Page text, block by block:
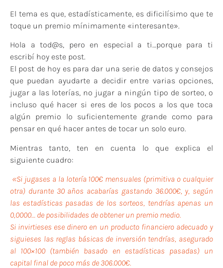
El tema es que, estadísticamente, es dificilísimo que te
toque un premio mínimamente «interesante».
Hola a tod@s, pero en especial a ti…porque para ti
escribí hoy este post.
El post de hoy es para dar una serie de datos y consejos
que puedan ayudarte a decidir entre varias opciones,
jugar a las loterías, no jugar a ningún tipo de sorteo, o
incluso qué hacer si eres de los pocos a los que toca
algún premio lo suficientemente grande como para
pensar en qué hacer antes de tocar un solo euro.
Mientras tanto, ten en cuenta lo que explica el
siguiente cuadro:
«Si jugases a la lotería 100€ mensuales (primitiva o cualquier
otra) durante 30 años acabarías gastando 36.000€, y, según
las estadísticas pasadas de los sorteos, tendrías apenas un
0,0000… de posibilidades de obtener un premio medio.
Si invirtieses ese dinero en un producto financiero adecuado y
siguieses las reglas básicas de inversión tendrías, asegurado
al 100×100 (también basado en estadísticas pasadas) un
capital final de poco más de 306.000€.